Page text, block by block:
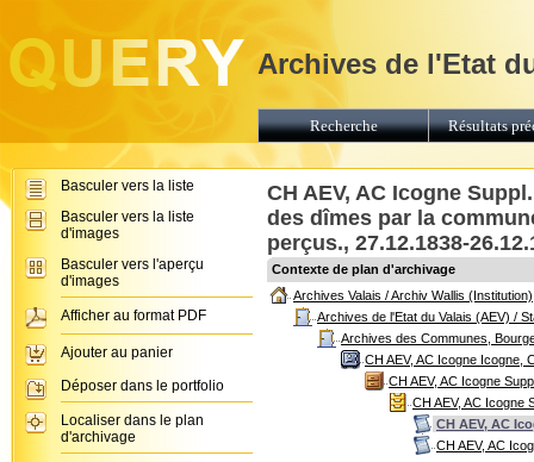
CH AEV, AC Icogne
des dîmes par la
perçus., 27.12.1838-
Contexte de plan d'archivage
Archives Valais / Archiv Wallis (Institution)
Archives de l'Etat du Valais (AEV) /
Archives des Communes,
CH AEV, AC Icogne Icogne,
CH AEV, AC Icogne
CH AEV, AC Icogne
CH AEV, AC
CH AEV, AC
Archives de l'Etat
Recherche Résultats
Basculer vers la liste
Basculer vers la liste
d'images
Basculer vers l'aperçu
d'images
Afficher au format PDF
Ajouter au panier
Déposer dans le portfolio
Localiser dans le plan
d'archivage